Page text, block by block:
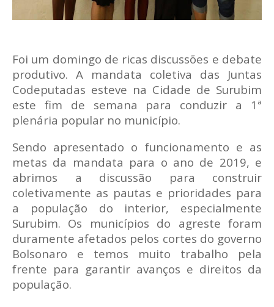
Foi um domingo de ricas discussões e debate
produtivo. A mandata coletiva das Juntas
Codeputadas esteve na Cidade de Surubim
este fim de semana para conduzir a 1ª
plenária popular no município.
Sendo apresentado o funcionamento e as
metas da mandata para o ano de 2019, e
abrimos a discussão para construir
coletivamente as pautas e prioridades para
a população do interior, especialmente
Surubim. Os municípios do agreste foram
duramente afetados pelos cortes do governo
Bolsonaro e temos muito trabalho pela
frente para garantir avanços e direitos da
população.